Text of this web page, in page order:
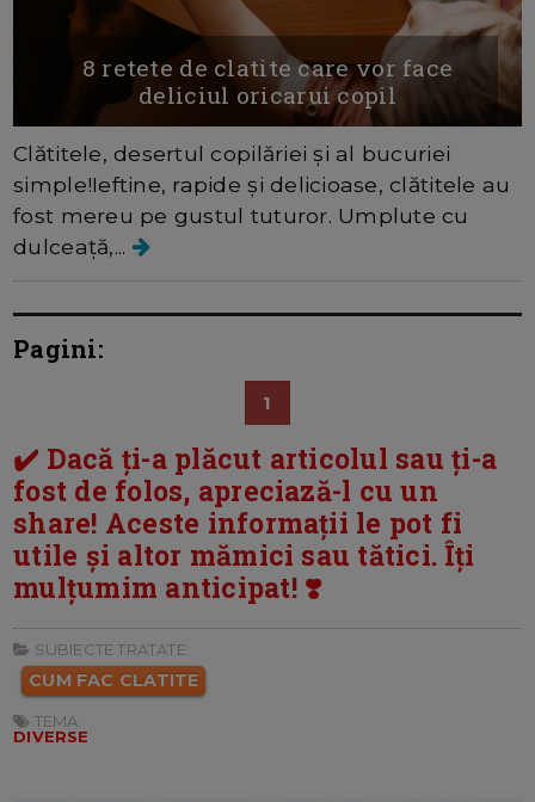
8 retete de clatite care vor face
deliciul oricarui copil
Clătitele, desertul copilăriei și al bucuriei
simple!Ieftine, rapide și delicioase, clătitele au
fost mereu pe gustul tuturor. Umplute cu
dulceață,...
Pagini:
1
✔️ Dacă ți-a plăcut articolul sau ți-a
fost de folos, apreciază-l cu un
share! Aceste informații le pot fi
utile și altor mămici sau tătici. Îți
mulțumim anticipat! ❣️
SUBIECTE TRATATE:
CUM FAC CLATITE
TEMA:
DIVERSE